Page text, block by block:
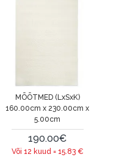
MÕÕTMED (LxSxK)
160.00cm x 230.00cm x
5.00cm
190.00€
Või 12 kuud = 15.83€